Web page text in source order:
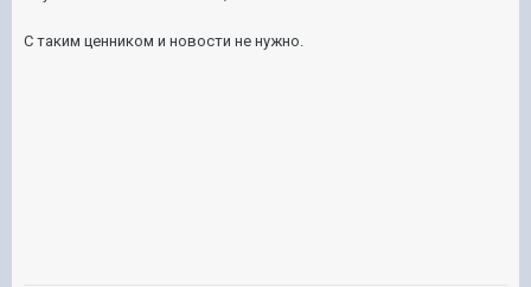
С таким ценником и новости не нужно.